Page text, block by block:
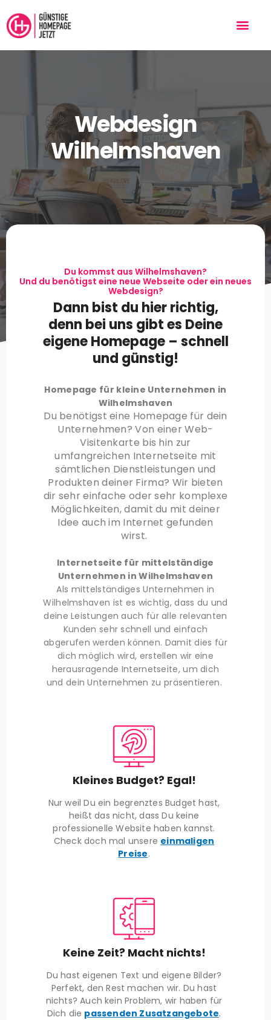
Webdesign
Wilhelmshaven
Du kommst aus Wilhelmshaven?
Und du benötigst eine neue Webseite oder ein neues
Webdesign?
Dann bist du hier richtig,
denn bei uns gibt es Deine
eigene Homepage – schnell
und günstig!
Homepage für kleine Unternehmen in
Wilhelmshaven
Du benötigst eine Homepage für dein
Unternehmen? Von einer Web-
Visitenkarte bis hin zur
umfangreichen Internetseite mit
sämtlichen Dienstleistungen und
Produkten deiner Firma? Wir bieten
dir sehr einfache oder sehr komplexe
Möglichkeiten, damit du mit deiner
Idee auch im Internet gefunden
wirst.
Internetseite für mittelständige
Unternehmen in Wilhelmshaven
Als mittelständiges Unternehmen in
Wilhelmshaven ist es wichtig, dass du und
deine Leistungen auch für alle relevanten
Kunden sehr schnell und einfach
abgerufen werden können. Damit dies für
dich möglich wird, erstellen wir eine
herausragende Internetseite, um dich
und dein Unternehmen zu präsentieren.
Kleines Budget? Egal!
Nur weil Du ein begrenztes Budget hast,
heißt das nicht, dass Du keine
professionelle Website haben kannst.
Check doch mal unsere einmaligen
Preise.
Keine Zeit? Macht nichts!
Du hast eigenen Text und eigene Bilder?
Perfekt, den Rest machen wir. Du hast
nichts? Auch kein Problem, wir haben für
Dich die passenden Zusatzangebote.